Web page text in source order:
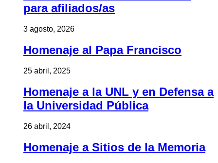
para afiliados/as
3 agosto, 2026
Homenaje al Papa Francisco
25 abril, 2025
Homenaje a la UNL y en Defensa a
la Universidad Pública
26 abril, 2024
Homenaje a Sitios de la Memoria